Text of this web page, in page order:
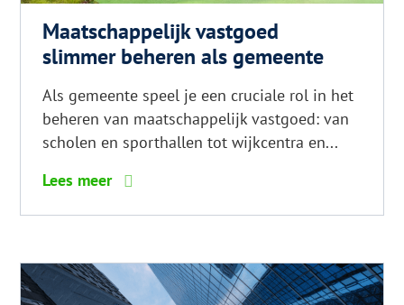
Maatschappelijk vastgoed
slimmer beheren als gemeente
Als gemeente speel je een cruciale rol in het
beheren van maatschappelijk vastgoed: van
scholen en sporthallen tot wijkcentra en...
Lees meer 6
haar